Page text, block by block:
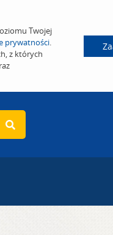
Twojej
prywatności.
z których